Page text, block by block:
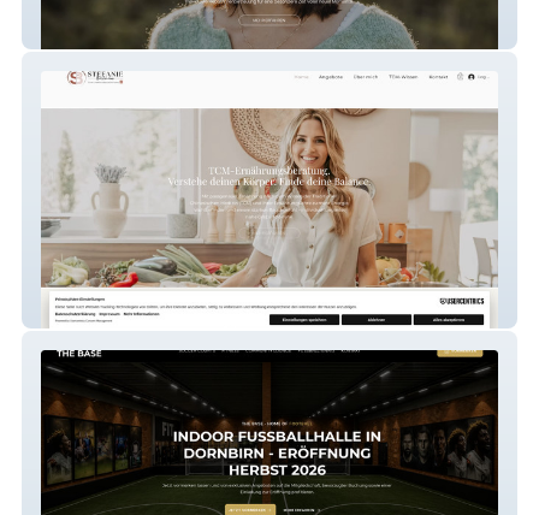
Hebamme Margit Kopka
Stefanie Bachmaier